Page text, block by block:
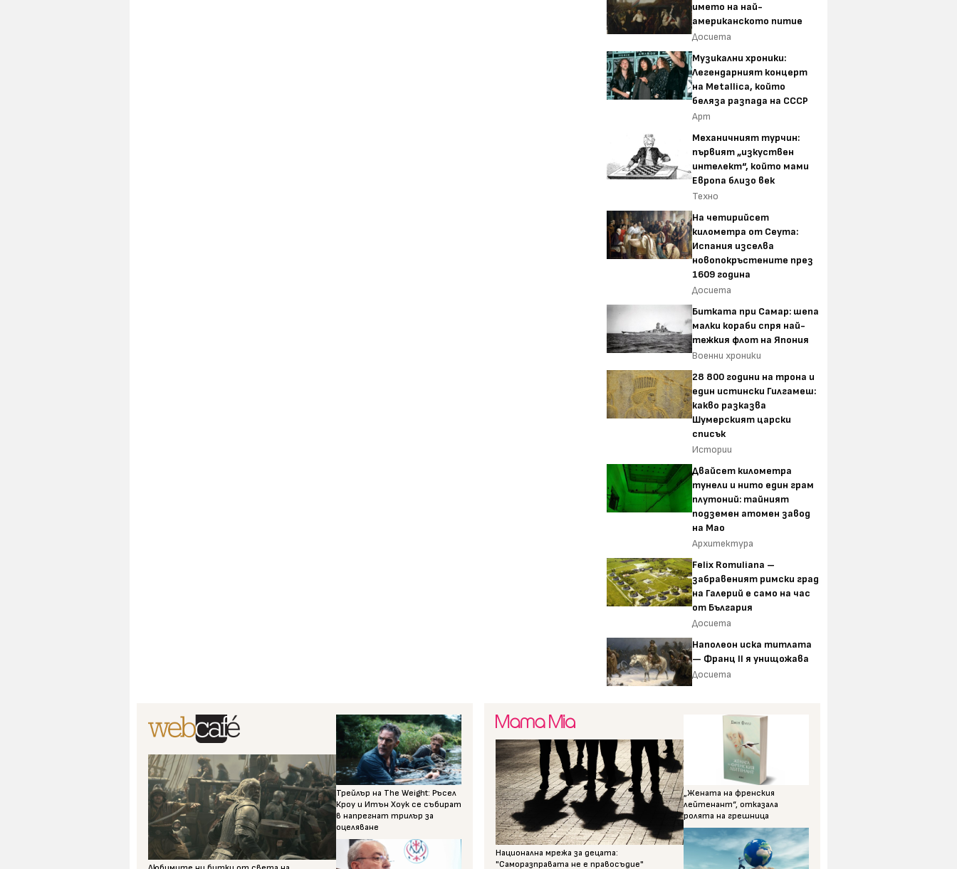
името на най-
американското питие
Досиета
Музикални хроники:
Легендарният концерт
на Metallica, който
беляза разпада на СССР
Арт
Механичният турчин:
първият „изкуствен
интелект“, който мами
Европа близо век
Техно
На четирийсет
километра от Сеута:
Испания изселва
новопокръстените през
1609 година
Досиета
Битката при Самар: шепа
малки кораби спря най-
тежкия флот на Япония
Военни хроники
28 800 години на трона и
един истински Гилгамеш:
какво разказва
Шумерският царски
списък
Истории
Двайсет километра
тунели и нито един грам
плутоний: тайният
подземен атомен завод
на Мао
Архитектура
Felix Romuliana –
забравеният римски град
на Галерий е само на час
от България
Досиета
Наполеон иска титлата
— Франц II я унищожава
Досиета
Трейлър на The Weight: Ръсел
Кроу и Итън Хоук се събират
в напрегнат трилър за
оцеляване
Национална мрежа за децата:
"Саморазправата не е правосъдие"
„Жената на френския
лейтенант“, отказала
ролята на грешница